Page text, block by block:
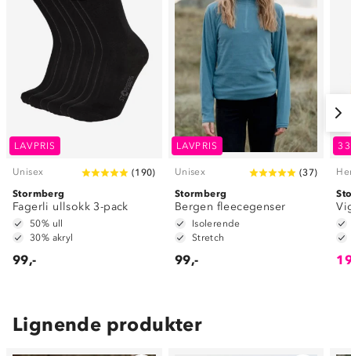
LAVPRIS
Unisex (190)
Stormberg
Fagerli ullsokk 3-pack
50% ull
30% akryl
99,-
LAVPRIS
Unisex (37)
Stormberg
Bergen fleecegenser
Isolerende
Stretch
99,-
Lignende produkter